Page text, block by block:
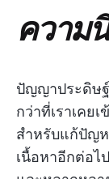
ความ
ปัญญาประดิษฐ์
กว่าที่เราเคย
สำหรับแก้ปัญ
เนื้อหาอีกต่อไ